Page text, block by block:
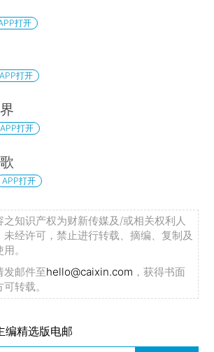
打开
APP打开
APP打开
APP打开
之知识产权为财新传媒及/或相关权利人
经许可，禁止进行转载、摘编、复制及
。
发邮件至hello@caixin.com ，获得书面
转载。
编精选版电邮